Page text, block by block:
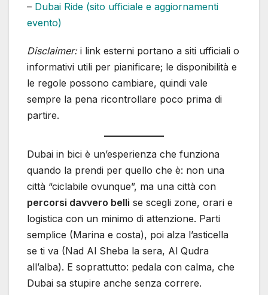
– Dubai Ride (sito ufficiale e aggiornamenti
evento)
Disclaimer:i link esterni portano a siti ufficiali o
informativi utili per pianificare; le disponibilità e
le regole possono cambiare, quindi vale
sempre la pena ricontrollare poco prima di
partire.
Dubai in bici è un’esperienza che funziona
quando la prendi per quello che è: non una
città “ciclabile ovunque”, ma una città con
percorsi davvero belli se scegli zone, orari e
logistica con un minimo di attenzione. Parti
semplice (Marina e costa), poi alza l’asticella
se ti va (Nad Al Sheba la sera, Al Qudra
all’alba). E soprattutto: pedala con calma, che
Dubai sa stupire anche senza correre.